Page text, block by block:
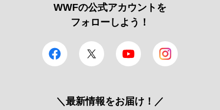
WWFの公式アカウントを
フォローしよう！
facebook Twitter YouTube
＼最新情報をお届け！／